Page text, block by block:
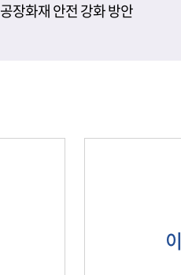
공장화재 안전 강화 방안